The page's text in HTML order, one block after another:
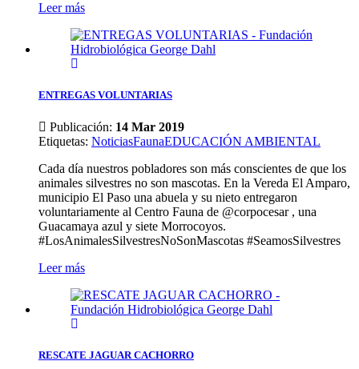
Leer más
ENTREGAS VOLUNTARIAS
Publicación: 14 Mar 2019
Etiquetas: NoticiasFaunaEDUCACIÓN AMBIENTAL
Cada día nuestros pobladores son más conscientes de que los
animales silvestres no son mascotas. En la Vereda El Amparo,
municipio El Paso una abuela y su nieto entregaron
voluntariamente al Centro Fauna de @corpocesar , una
Guacamaya azul y siete Morrocoyos.
#LosAnimalesSilvestresNoSonMascotas #SeamosSilvestres
Leer más
RESCATE JAGUAR CACHORRO